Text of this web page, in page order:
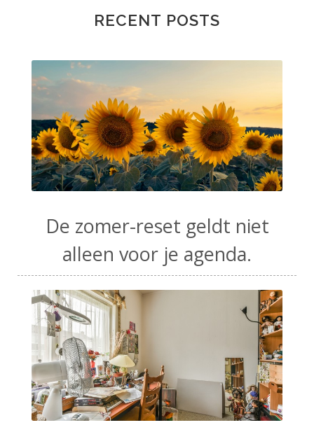
RECENT POSTS
De zomer-reset geldt niet
alleen voor je agenda.